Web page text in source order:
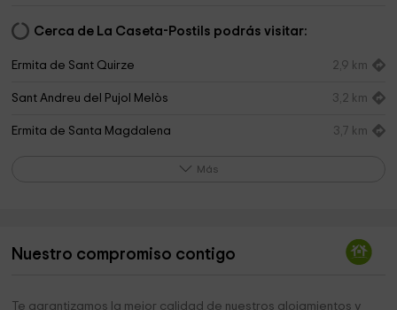
Cerca de La Caseta-Postils podrás visitar:
Ermita de Sant Quirze 2,9 km
Sant Andreu del Pujol Melòs 3,2 km
Ermita de Santa Magdalena 3,7 km
Ermita de Sant Pere Martir 5,8 km
Más
Nuestro compromiso contigo
Te garantizamos la mejor calidad de nuestros alojamientos y